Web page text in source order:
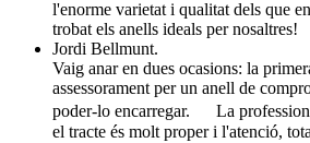
l'enorme varietat i qualitat dels que
trobat els anells ideals per nosaltres!
Jordi Bellmunt.
Vaig anar en dues ocasions: la
assessorament per un anell de
poder-lo encarregar. La
el tracte és molt proper i l'atenció,